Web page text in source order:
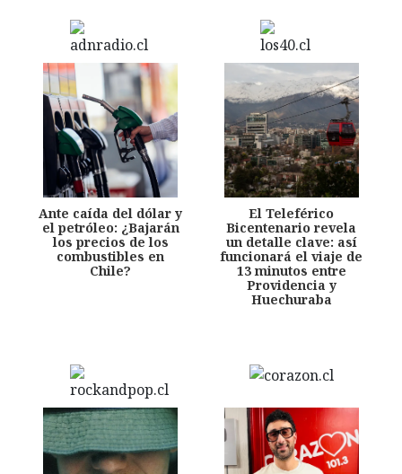
Ante caída del dólar y
el petróleo: ¿Bajarán
los precios de los
combustibles en
Chile?
El Teleférico
Bicentenario revela
un detalle clave: así
funcionará el viaje de
13 minutos entre
Providencia y
Huechuraba